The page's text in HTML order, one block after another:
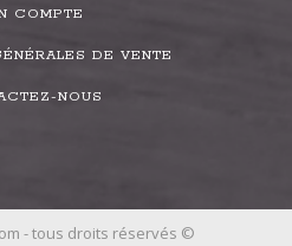
COMPTE
DE VENTE
NOUS
- tous droits réservés ©